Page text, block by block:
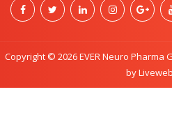
Copyright © 2026 EVER Neuro Pharma
by